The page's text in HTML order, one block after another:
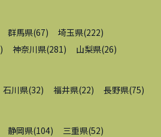
群馬県(67) 埼玉県(222)
) 神奈川県(281 ) 山梨県(26)
石川県(32) 福井県(22) 長野県(75)
静岡県(104) 三重県(52)